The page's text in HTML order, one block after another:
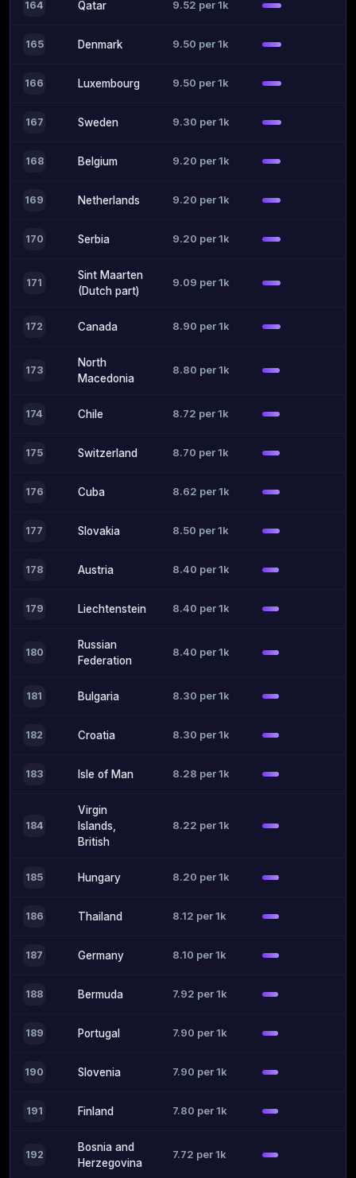
164 Qatar 9.52 per 1k
165 Denmark 9.50 per 1k
166 Luxembourg 9.50 per 1k
167 Sweden 9.30 per 1k
168 Belgium 9.20 per 1k
169 Netherlands 9.20 per 1k
170 Serbia 9.20 per 1k
171
Sint Maarten
(Dutch part)
9.09 per 1k
172 Canada 8.90 per 1k
173
North
Macedonia
8.80 per 1k
174 Chile 8.72 per 1k
175 Switzerland 8.70 per 1k
176 Cuba 8.62 per 1k
177 Slovakia 8.50 per 1k
178 Austria 8.40 per 1k
179 Liechtenstein 8.40 per 1k
180
Russian
Federation
8.40 per 1k
181 Bulgaria 8.30 per 1k
182 Croatia 8.30 per 1k
183 Isle of Man 8.28 per 1k
184
Virgin
Islands,
British
8.22 per 1k
185 Hungary 8.20 per 1k
186 Thailand 8.12 per 1k
187 Germany 8.10 per 1k
188 Bermuda 7.92 per 1k
189 Portugal 7.90 per 1k
190 Slovenia 7.90 per 1k
191 Finland 7.80 per 1k
192
Bosnia and
Herzegovina
7.72 per 1k